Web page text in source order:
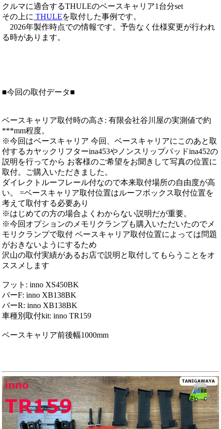
クルマに適合するTHULEのベースキャリア1台分set
その上に THULEを取付した事例です。
2026年製作時点での情報です。予告なく仕様変更が行われ
る時があります。
■今回の取付データ■
ベースキャリア取付時の高さ: 有限会社谷川屋の実測値で約
***mm程度。
※今回はベースキャリア 今回、ベースキャリアにこのあと取
付するカヤックリフターina453やノンスリップパッドina452の
説明を行ってから お客様のご希望をお聞きして写真の位置に
取付。ご購入いただきました。
ダイレクトルーフレール付なので本来取付場所の自由度が高
い。 =ベースキャリア取付位置はルーフボックス取付位置を
考えて取付する必要あり
※はじめての方の場合よくわからない説明だが重要。
※今回オプションのメモリクランプも購入いただいたのでメ
モリクランプで取付 ベースキャリア取付位置によっては問題
がおきないようにするため
沢山の取付実績があるお店で説明と取付してもらうことをオ
ススメします
フット: inno XS450BK
バーF: inno XB138BK
バーR: inno XB138BK
車種別取付kit: inno TR159
ベースキャリア前後幅1000mm